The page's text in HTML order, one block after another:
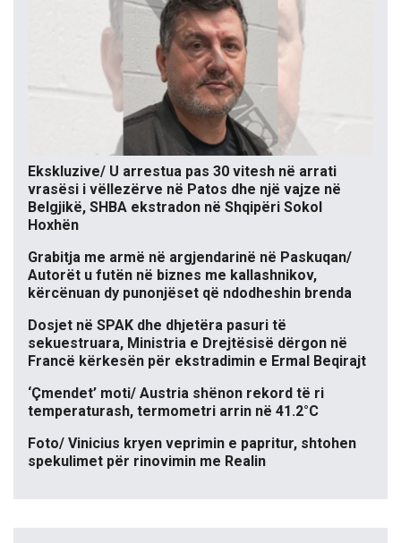
Ekskluzive/ U arrestua pas 30 vitesh në arrati
vrasësi i vëllezërve në Patos dhe një vajze në
Belgjikë, SHBA ekstradon në Shqipëri Sokol
Hoxhën
Grabitja me armë në argjendarinë në Paskuqan/
Autorët u futën në biznes me kallashnikov,
kërcënuan dy punonjëset që ndodheshin brenda
Dosjet në SPAK dhe dhjetëra pasuri të
sekuestruara, Ministria e Drejtësisë dërgon në
Francë kërkesën për ekstradimin e Ermal Beqirajt
‘Çmendet’ moti/ Austria shënon rekord të ri
temperaturash, termometri arrin në 41.2°C
Foto/ Vinicius kryen veprimin e papritur, shtohen
spekulimet për rinovimin me Realin